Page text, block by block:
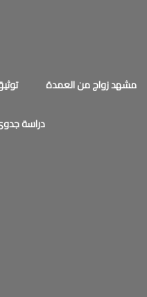
مشهد زواج من العمدة
دراسة